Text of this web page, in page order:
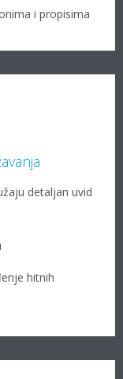
i propisima
detaljan uvid
hitnih